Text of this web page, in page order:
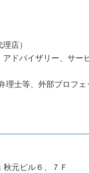
店）
ドバイザリー、サー
士等、外部プロフ
元ビル６、７Ｆ